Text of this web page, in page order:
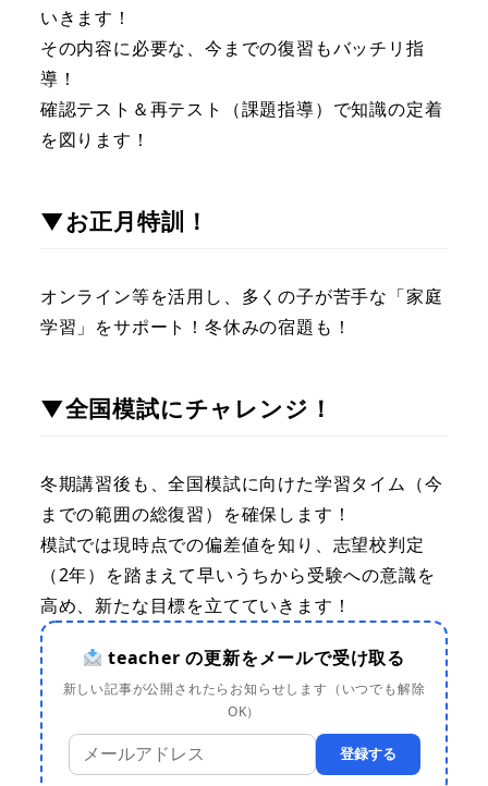
いきます！
その内容に必要な、今までの復習もバッチリ指
導！
確認テスト＆再テスト（課題指導）で知識の定着
を図ります！
▼お正月特訓！
オンライン等を活用し、多くの子が苦手な「家庭
学習」をサポート！冬休みの宿題も！
▼全国模試にチャレンジ！
冬期講習後も、全国模試に向けた学習タイム（今
までの範囲の総復習）を確保します！
模試では現時点での偏差値を知り、志望校判定
（2年）を踏まえて早いうちから受験への意識を
高め、新たな目標を立てていきます！
teacher の更新をメールで受け取る
新しい記事が公開されたらお知らせします（いつでも解除
OK）
登録する